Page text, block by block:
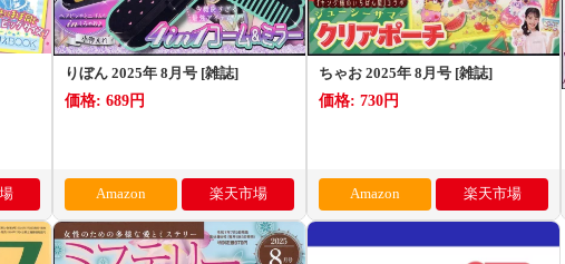
りぼん 2025年 8月号 [雑誌]
価格: 689円
Amazon 楽天市場
ちゃお 2025年 8月号 [雑誌]
価格: 730円
Amazon 楽天市場